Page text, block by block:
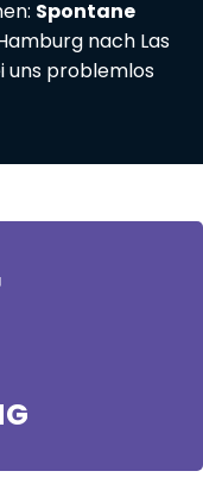
Spontane
nach Las
uns problemlos